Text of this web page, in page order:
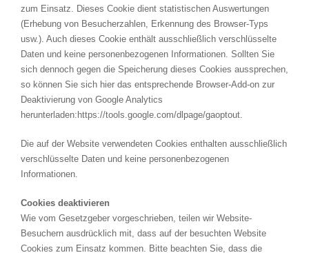
zum Einsatz. Dieses Cookie dient statistischen Auswertungen
(Erhebung von Besucherzahlen, Erkennung des Browser-Typs
usw.). Auch dieses Cookie enthält ausschließlich verschlüsselte
Daten und keine personenbezogenen Informationen. Sollten Sie
sich dennoch gegen die Speicherung dieses Cookies aussprechen,
so können Sie sich hier das entsprechende Browser-Add-on zur
Deaktivierung von Google Analytics
herunterladen:https://tools.google.com/dlpage/gaoptout.
Die auf der Website verwendeten Cookies enthalten ausschließlich
verschlüsselte Daten und keine personenbezogenen
Informationen.
Cookies deaktivieren
Wie vom Gesetzgeber vorgeschrieben, teilen wir Website-
Besuchern ausdrücklich mit, dass auf der besuchten Website
Cookies zum Einsatz kommen. Bitte beachten Sie, dass die